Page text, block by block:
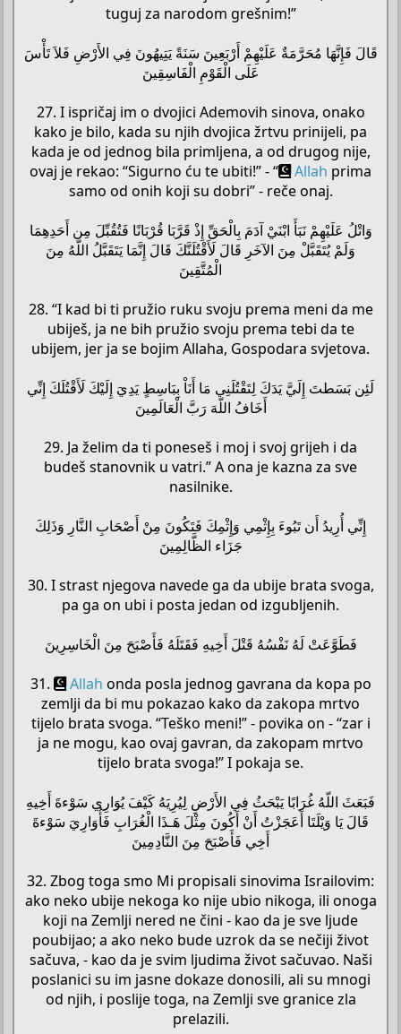
tuguj za narodom grešnim!”
قَالَ فَإِنَّهَا مُحَرَّمَةٌ عَلَيْهِمْ أَرْبَعِينَ سَنَةً يَتِيهُونَ فِي الأَرْضِ فَلاَ تَأْسَ
عَلَى الْقَوْمِ الْفَاسِقِينَ
27. I ispričaj im o dvojici Ademovih sinova, onako
kako je bilo, kada su njih dvojica žrtvu prinijeli, pa
kada je od jednog bila primljena, a od drugog nije,
ovaj je rekao: “Sigurno ću te ubiti!” - “
Allah prima
samo od onih koji su dobri” - reče onaj.
وَاتْلُ عَلَيْهِمْ نَبَأَ ابْنَيْ آدَمَ بِالْحَقِّ إِذْ قَرَّبَا قُرْبَانًا فَتُقُبِّلَ مِن أَحَدِهِمَا
وَلَمْ يُتَقَبَّلْ مِنَ الآخَرِ قَالَ لَأَقْتُلَنَّكَ قَالَ إِنَّمَا يَتَقَبَّلُ اللّهُ مِنَ
الْمُتَّقِينَ
28. “I kad bi ti pružio ruku svoju prema meni da me
ubiješ, ja ne bih pružio svoju prema tebi da te
ubijem, jer ja se bojim Allaha, Gospodara svjetova.
لَئِن بَسَطتَ إِلَيَّ يَدَكَ لِتَقْتُلَنِي مَا أَنَاْ بِبَاسِطٍ يَدِيَ إِلَيْكَ لَأَقْتُلَكَ إِنِّي
أَخَافُ اللّهَ رَبَّ الْعَالَمِينَ
29. Ja želim da ti poneseš i moj i svoj grijeh i da
budeš stanovnik u vatri.” A ona je kazna za sve
nasilnike.
إِنِّي أُرِيدُ أَن تَبُوءَ بِإِثْمِي وَإِثْمِكَ فَتَكُونَ مِنْ أَصْحَابِ النَّارِ وَذَلِكَ
جَزَاء الظَّالِمِينَ
30. I strast njegova navede ga da ubije brata svoga,
pa ga on ubi i posta jedan od izgubljenih.
فَطَوَّعَتْ لَهُ نَفْسُهُ قَتْلَ أَخِيهِ فَقَتَلَهُ فَأَصْبَحَ مِنَ الْخَاسِرِينَ
31.
Allah onda posla jednog gavrana da kopa po
zemlji da bi mu pokazao kako da zakopa mrtvo
tijelo brata svoga. “Teško meni!” - povika on - “zar i
ja ne mogu, kao ovaj gavran, da zakopam mrtvo
tijelo brata svoga!” I pokaja se.
فَبَعَثَ اللّهُ غُرَابًا يَبْحَثُ فِي الأَرْضِ لِيُرِيَهُ كَيْفَ يُوَارِي سَوْءةَ أَخِيهِ
قَالَ يَا وَيْلَتَا أَعَجَزْتُ أَنْ أَكُونَ مِثْلَ هَـذَا الْغُرَابِ فَأُوَارِيَ سَوْءةَ
أَخِي فَأَصْبَحَ مِنَ النَّادِمِينَ
32. Zbog toga smo Mi propisali sinovima Israilovim:
ako neko ubije nekoga ko nije ubio nikoga, ili onoga
koji na Zemlji nered ne čini - kao da je sve ljude
poubijao; a ako neko bude uzrok da se nečiji život
sačuva, - kao da je svim ljudima život sačuvao. Naši
poslanici su im jasne dokaze donosili, ali su mnogi
od njih, i poslije toga, na Zemlji sve granice zla
prelazili.